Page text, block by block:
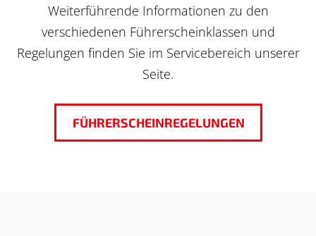
Weiterführende Informationen zu den
verschiedenen Führerscheinklassen und
Regelungen finden Sie im Servicebereich unserer
Seite.
FÜHRERSCHEINREGELUNGEN